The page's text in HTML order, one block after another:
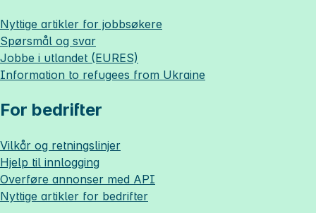
Nyttige artikler for jobbsøkere
Spørsmål og svar
Jobbe i utlandet (EURES)
Information to refugees from Ukraine
For bedrifter
Vilkår og retningslinjer
Hjelp til innlogging
Overføre annonser med API
Nyttige artikler for bedrifter